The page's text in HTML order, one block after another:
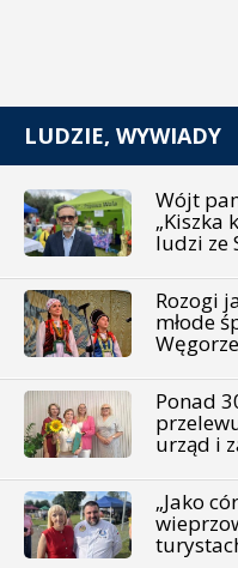
LUDZIE, WYWIADY
Wójt
„Kiszka
ludzi ze
Rozogi
młode
Ponad
urząd i
„Jako